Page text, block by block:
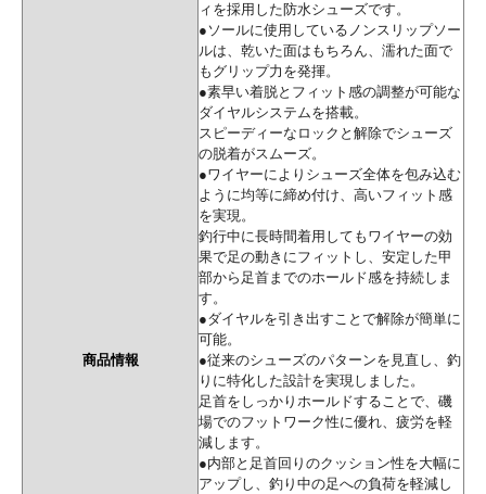
商品情報
ィを採用した防水シューズです。
●ソールに使用しているノンスリップソー
ルは、乾いた面はもちろん、濡れた面で
もグリップ力を発揮。
●素早い着脱とフィット感の調整が可能な
ダイヤルシステムを搭載。
スピーディーなロックと解除でシューズ
の脱着がスムーズ。
●ワイヤーによりシューズ全体を包み込む
ように均等に締め付け、高いフィット感
を実現。
釣行中に長時間着用してもワイヤーの効
果で足の動きにフィットし、安定した甲
部から足首までのホールド感を持続しま
す。
●ダイヤルを引き出すことで解除が簡単に
可能。
●従来のシューズのパターンを見直し、釣
りに特化した設計を実現しました。
足首をしっかりホールドすることで、磯
場でのフットワーク性に優れ、疲労を軽
減します。
●内部と足首回りのクッション性を大幅に
アップし、釣り中の足への負荷を軽減し